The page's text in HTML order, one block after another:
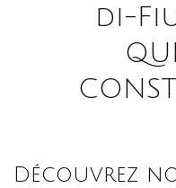
di-
Découvrez